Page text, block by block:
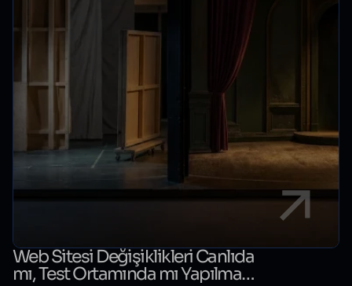
Web Sitesi Değişiklikleri Canlıda
mı, Test Ortamında mı Yapılmalı?